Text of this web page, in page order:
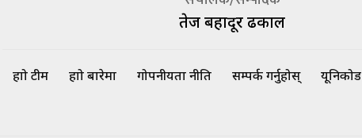
तेज बहादूर ढकाल
हाम्रो टीम हाम्रो बारेमा गोपनीयता नीति सम्पर्क गर्नुहोस् यूनिकोड